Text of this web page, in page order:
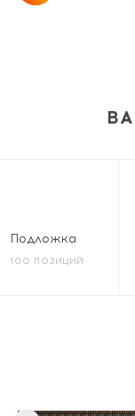
Подложка
100 ПОЗИЦИЙ